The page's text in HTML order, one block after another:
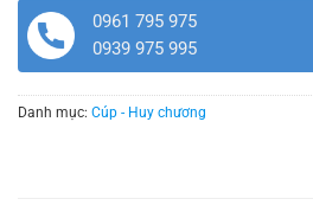
0961 795 975
0939 975 995
Danh mục: Cúp - Huy chương